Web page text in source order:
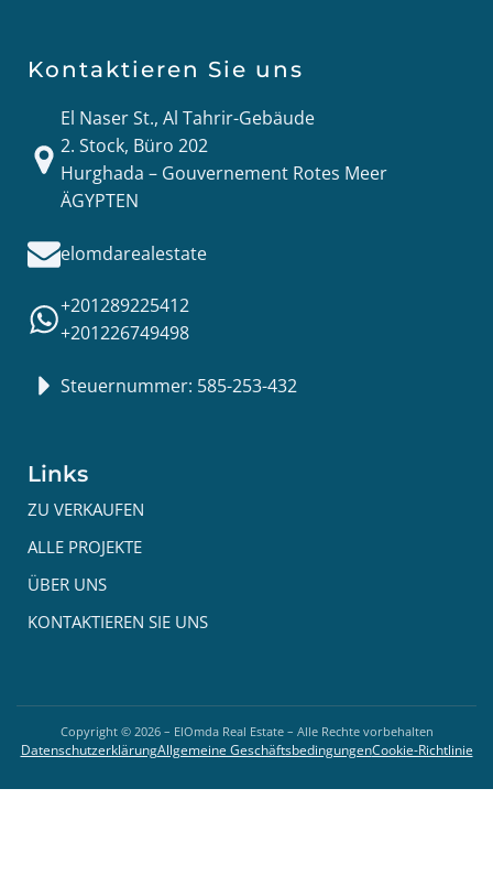
Kontaktieren Sie uns
El Naser St., Al Tahrir-Gebäude
2. Stock, Büro 202
Hurghada – Gouvernement Rotes Meer
ÄGYPTEN
elomdarealestate
+201289225412
+201226749498
Steuernummer: 585-253-432
Links
ZU VERKAUFEN
ALLE PROJEKTE
ÜBER UNS
KONTAKTIEREN SIE UNS
Copyright © 2026– ElOmda Real Estate – Alle Rechte vorbehalten
DatenschutzerklärungAllgemeine GeschäftsbedingungenCookie-Richtlinie